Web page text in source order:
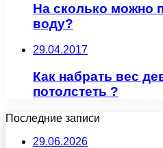
На сколько можно
воду?
29.04.2017
Как набрать вес
потолстеть ?
Последние записи
29.06.2026